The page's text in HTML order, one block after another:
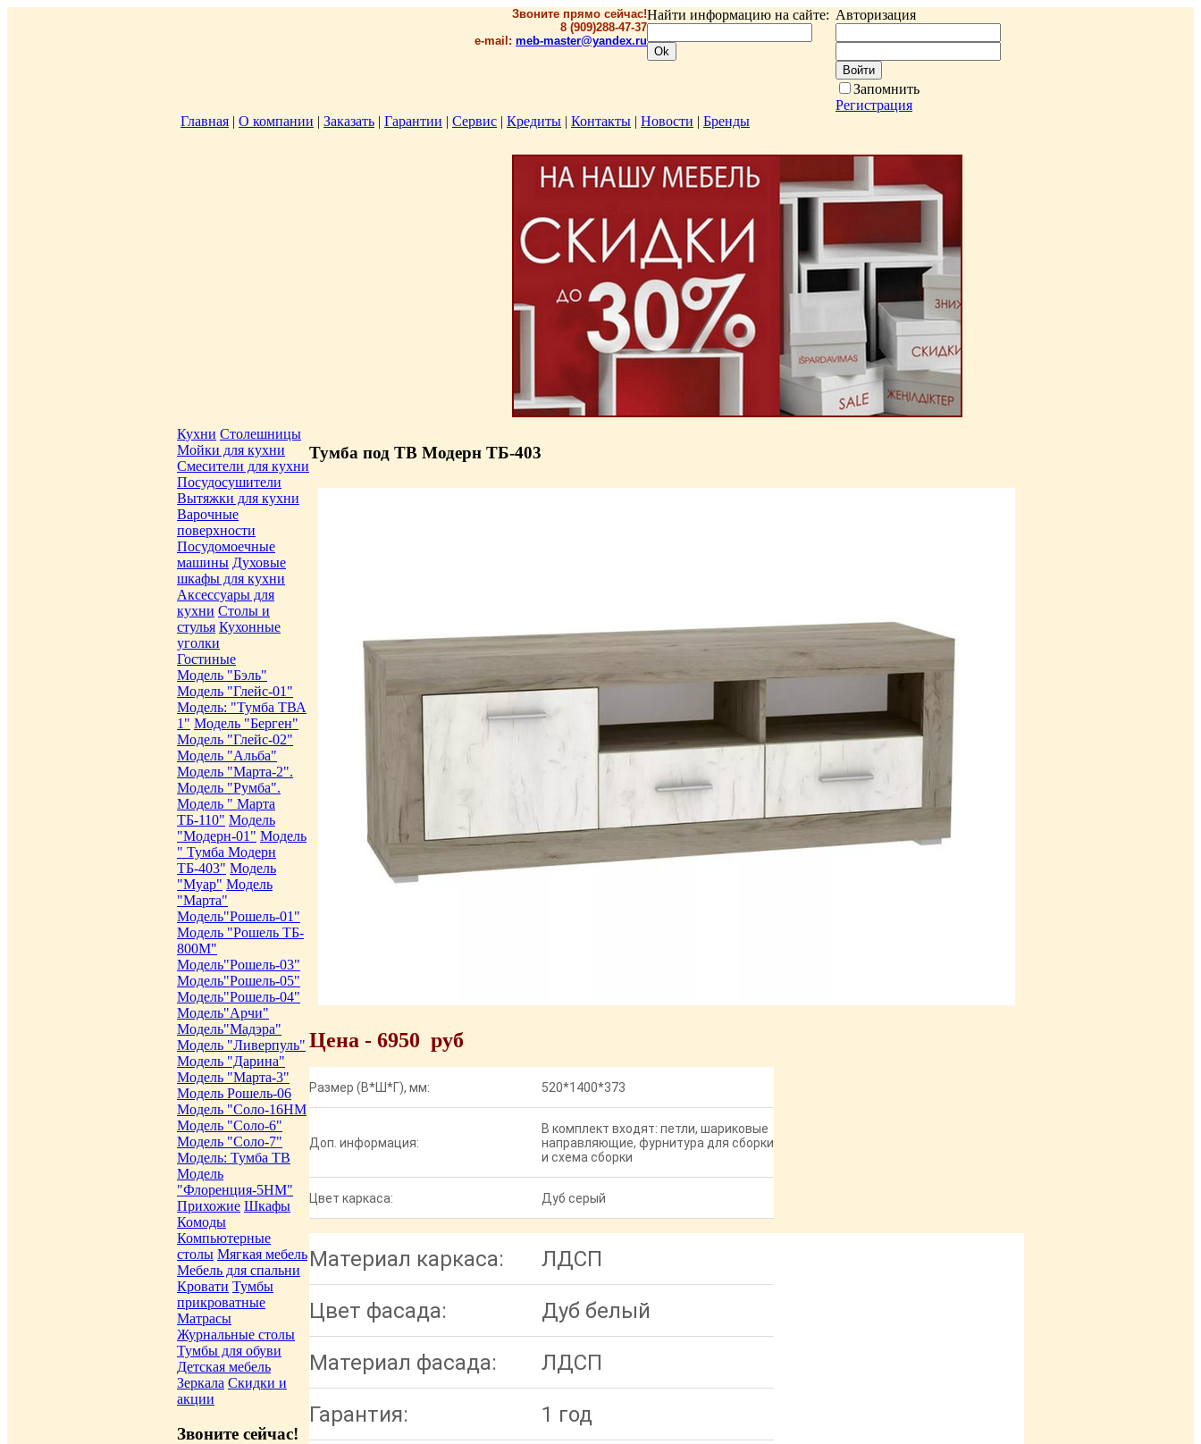
Звоните прямо сейчас!
8 (909)288-47-37
e-mail: meb-master@yandex.ru
Найти информацию на сайте: Авторизация
Запомнить
Регистрация
Главная | О компании | Заказать | Гарантии | Сервис | Кредиты | Контакты | Новости | Бренды
Кухни Столешницы
Мойки для кухни
Смесители для кухни
Посудосушители
Вытяжки для кухни
Варочные
поверхности
Посудомоечные
машины Духовые
шкафы для кухни
Аксессуары для
кухни Столы и
стулья Кухонные
уголки
Гостиные
Модель "Бэль"
Модель "Глейс-01"
Модель: "Тумба ТВА
1" Модель "Берген"
Модель "Глейс-02"
Модель "Альба"
Модель "Марта-2".
Модель "Румба".
Модель " Марта
ТБ-110" Модель
"Модерн-01" Модель
" Тумба Модерн
ТБ-403" Модель
"Муар" Модель
"Марта"
Модель"Рошель-01"
Модель "Рошель ТБ-
800М"
Модель"Рошель-03"
Модель"Рошель-05"
Модель"Рошель-04"
Модель"Арчи"
Модель"Мадэра"
Модель "Ливерпуль"
Модель "Дарина"
Модель "Марта-3"
Модель Рошель-06
Модель "Соло-16НМ
Модель "Соло-6"
Модель "Соло-7"
Модель: Тумба ТВ
Модель
"Флоренция-5НМ"
Прихожие Шкафы
Комоды
Компьютерные
столы Мягкая мебель
Мебель для спальни
Кровати Тумбы
прикроватные
Матрасы
Журнальные столы
Тумбы для обуви
Детская мебель
Зеркала Скидки и
акции
Звоните сейчас!
Тумба под ТВ Модерн ТБ-403
Цена - 6950 руб
Размер (В*Ш*Г), мм: 520*1400*373
Доп. информация:
В комплект входят: петли, шариковые
направляющие, фурнитура для сборки
и схема сборки
Цвет каркаса: Дуб серый
Материал каркаса: ЛДСП
Цвет фасада: Дуб белый
Материал фасада: ЛДСП
Гарантия: 1 год